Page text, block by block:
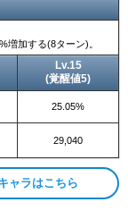
増加する(8ターン)。
Lv.15
(覚醒値5)
25.05%
29,040
ャラはこちら